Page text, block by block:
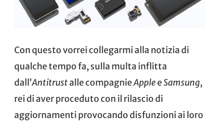
Con questo vorrei collegarmi alla notizia di
qualche tempo fa,sulla multa inflitta
dall’Antitrustalle compagnieAppleeSamsung,
rei di aver proceduto con il rilascio di
aggiornamenti provocando disfunzioni ai loro